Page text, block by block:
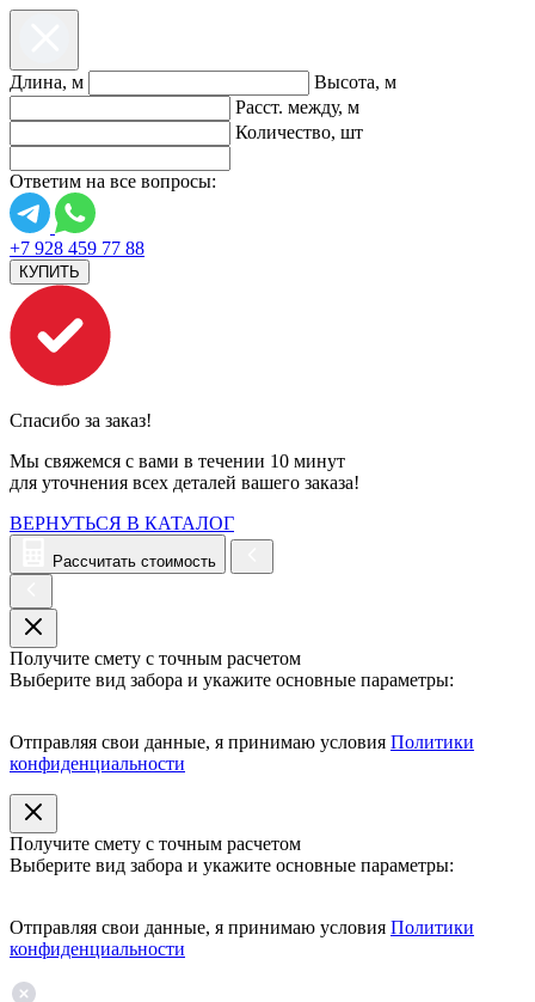
Длина, м
Высота, м
Расст. между, м
Количество, шт
Ответим на все вопросы:
+7 928 459 77 88
КУПИТЬ
Спасибо за заказ!
Мы свяжемся с вами в течении 10 минут
для уточнения всех деталей вашего заказа!
ВЕРНУТЬСЯ В КАТАЛОГ
Рассчитать стоимость
Получите смету с точным расчетом
Выберите вид забора и укажите основные параметры:
Отправляя свои данные, я принимаю условия Политики
конфиденциальности
Получите смету с точным расчетом
Выберите вид забора и укажите основные параметры:
Отправляя свои данные, я принимаю условия Политики
конфиденциальности